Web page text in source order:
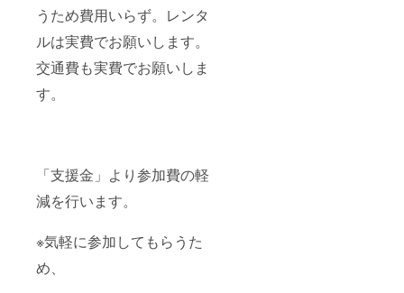
うため費用いらず。レンタ
ルは実費でお願いします。
交通費も実費でお願いしま
す。
「支援金」より参加費の軽
減を行います。
※気軽に参加してもらうた
め、